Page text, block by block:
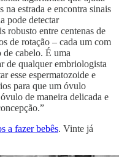
estrada e encontra sinais
pode detectar
robusto entre centenas de
de rotação – cada um com
de cabelo. É uma
de qualquer embriologista
esse espermatozoide e
para que um óvulo
de maneira delicada e
a fazer bebês. Vinte já